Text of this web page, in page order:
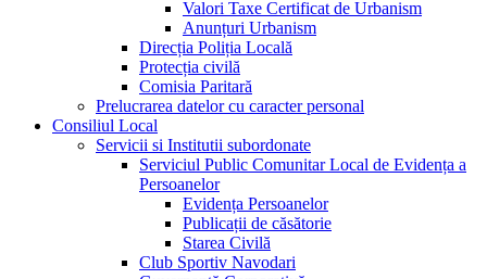
Valori Taxe Certificat de Urbanism
Anunțuri Urbanism
Direcția Poliția Locală
Protecția civilă
Comisia Paritară
Prelucrarea datelor cu caracter personal
Consiliul Local
Servicii si Institutii subordonate
Serviciul Public Comunitar Local de Evidența a
Persoanelor
Evidența Persoanelor
Publicații de căsătorie
Starea Civilă
Club Sportiv Navodari